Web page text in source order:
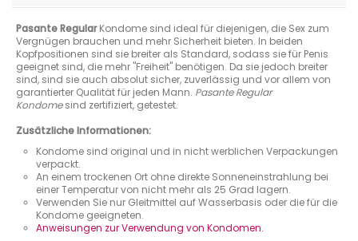
Pasante RegularKondome sind ideal für diejenigen, die Sex zum
Vergnügen brauchen und mehr Sicherheit bieten. In beiden
Kopfpositionen sind sie breiter als Standard, sodass sie für Penis
geeignet sind, die mehr "Freiheit" benötigen. Da sie jedoch breiter
sind, sind sie auch absolut sicher, zuverlässig und vor allem von
garantierter Qualität für jeden Mann. Pasante Regular
Kondomesind zertifiziert, getestet.
Zusätzliche Informationen:
Kondome sind original und in nicht werblichen Verpackungen
verpackt.
An einem trockenen Ort ohne direkte Sonneneinstrahlung bei
einer Temperatur von nicht mehr als 25 Grad lagern.
Verwenden Sie nur Gleitmittel auf Wasserbasis oder die für die
Kondome geeigneten.
Anweisungen zur Verwendung von Kondomen.